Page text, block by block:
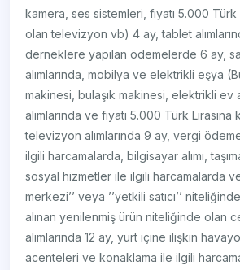
kamera, ses sistemleri, fiyatı 5.000 Türk
olan televizyon vb) 4 ay, tablet
derneklere yapılan ödemelerde 6 ay,
alımlarında, mobilya ve elektrikli eşya
makinesi, bulaşık makinesi, elektrikli ev
alımlarında ve fiyatı 5.000 Türk Lirasına
televizyon alımlarında 9 ay, vergi
ilgili harcamalarda, bilgisayar alımı,
sosyal hizmetler ile ilgili harcamalarda
merkezi’’ veya ’’yetkili satıcı’’
alınan yenilenmiş ürün niteliğinde olan
alımlarında 12 ay, yurt içine ilişkin
acenteleri ve konaklama ile ilgili